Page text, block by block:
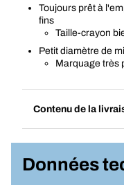
Toujours prêt à
fins
Taille-crayon
Petit diamètre de
Marquage très
Contenu de la
Données